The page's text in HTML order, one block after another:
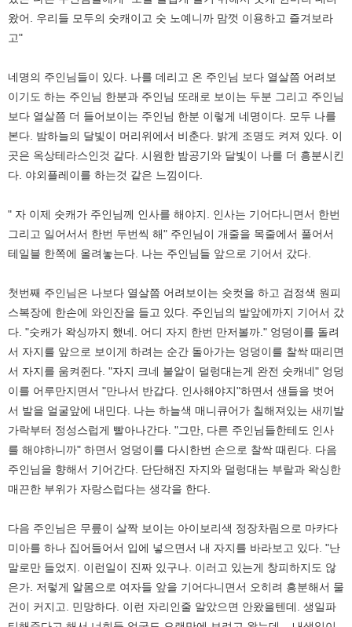
왔어. 우리들 모두의 숫캐이고 숫 노예니까 맘껏 이용하고 즐겨보라
고"
네명의 주인님들이 있다. 나를 데리고 온 주인님 보다 열살쯤 어려보
이기도 하는 주인님 한분과 주인님 또래로 보이는 두분 그리고 주인님
보다 열살쯤 더 들어보이는 주인님 한분 이렇게 네명이다. 모두 나를
본다. 밤하늘의 달빛이 머리위에서 비춘다. 밝게 조명도 켜져 있다. 이
곳은 옥상테라스인것 같다. 시원한 밤공기와 달빛이 나를 더 흥분시킨
다. 야외플레이를 하는것 같은 느낌이다.
" 자 이제 숫캐가 주인님께 인사를 해야지. 인사는 기어다니면서 한번
그리고 일어서서 한번 두번씩 해" 주인님이 개줄을 목줄에서 풀어서
테일블 한쪽에 올려놓는다. 나는 주인님들 앞으로 기어서 갔다.
첫번째 주인님은 나보다 열살쯤 어려보이는 숏컷을 하고 검정색 원피
스복장에 한손에 와인잔을 들고 있다. 주인님의 발앞에까지 기어서 갔
다. "숫캐가 왁싱까지 했네. 어디 자지 한번 만저볼까." 엉덩이를 돌려
서 자지를 앞으로 보이게 하려는 순간 돌아가는 엉덩이를 찰싹 때리면
서 자지를 움켜쥔다. "자지 크네 불알이 덜렁대는게 완전 숫캐네" 엉덩
이를 어루만지면서 "만나서 반갑다. 인사해야지"하면서 샌들을 벗어
서 발을 얼굴앞에 내민다. 나는 하늘색 매니큐어가 칠해져있는 새끼발
가락부터 정성스럽게 빨아나간다. "그만, 다른 주인님들한테도 인사
를 해야하니까" 하면서 엉덩이를 다시한번 손으로 찰싹 때린다. 다음
주인님을 향해서 기어간다. 단단해진 자지와 덜렁대는 부랄과 왁싱한
매끈한 부위가 자랑스럽다는 생각을 한다.
다음 주인님은 무릎이 살짝 보이는 아이보리색 정장차림으로 마카다
미아를 하나 집어들어서 입에 넣으면서 내 자지를 바라보고 있다. "난
말로만 들었지. 이런일이 진짜 있구나. 이러고 있는게 창피하지도 않
은가. 저렇게 알몸으로 여자들 앞을 기어다니면서 오히려 흥분해서 물
건이 커지고. 민망하다. 이런 자리인줄 알았으면 안왔을텐데. 생일파